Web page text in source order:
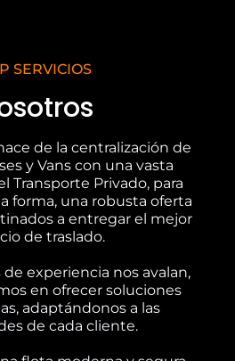
SERVICIOS
de la centralización de
y Vans con una vasta
Transporte Privado, para
forma, una robusta oferta
a entregar el mejor
de traslado.
de experiencia nos avalan,
en ofrecer soluciones
adaptándonos a las
de cada cliente.